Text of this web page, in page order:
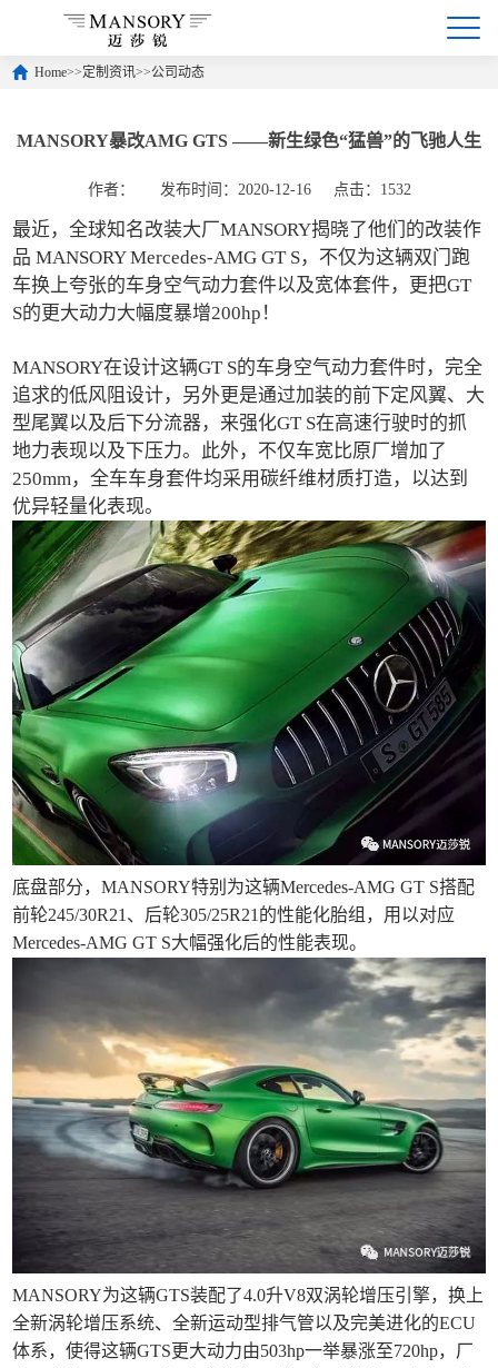
Home>>定制资讯>>公司动态
MANSORY暴改AMG GTS ——新生绿色“猛兽”的飞驰人生
作者： 发布时间：2020-12-16 点击：1532
最近，全球知名改装大厂MANSORY揭晓了他们的改装作
品 MANSORY Mercedes-AMG GT S，不仅为这辆双门跑
车换上夸张的车身空气动力套件以及宽体套件，更把GT
S的更大动力大幅度暴增200hp！
MANSORY在设计这辆GT S的车身空气动力套件时，完全
追求的低风阻设计，另外更是通过加装的前下定风翼、大
型尾翼以及后下分流器，来强化GT S在高速行驶时的抓
地力表现以及下压力。此外，不仅车宽比原厂增加了
250mm，全车车身套件均采用碳纤维材质打造，以达到
优异轻量化表现。
底盘部分，MANSORY特别为这辆Mercedes-AMG GT S搭配
前轮245/30R21、后轮305/25R21的性能化胎组，用以对应
Mercedes-AMG GT S大幅强化后的性能表现。
MANSORY为这辆GTS装配了4.0升V8双涡轮增压引擎，换上
全新涡轮增压系统、全新运动型排气管以及完美进化的ECU
体系，使得这辆GTS更大动力由503hp一举暴涨至720hp，厂